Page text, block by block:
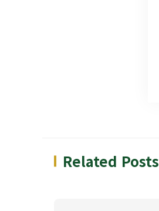
Related Posts